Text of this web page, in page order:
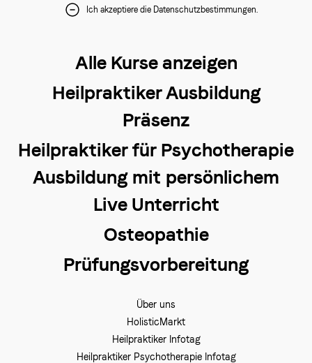
Ich akzeptiere die Datenschutzbestimmungen.
Alle Kurse anzeigen
Heilpraktiker Ausbildung
Präsenz
Heilpraktiker für Psychotherapie
Ausbildung mit persönlichem
Live Unterricht
Osteopathie
Prüfungsvorbereitung
Über uns
HolisticMarkt
Heilpraktiker Infotag
Heilpraktiker Psychotherapie Infotag